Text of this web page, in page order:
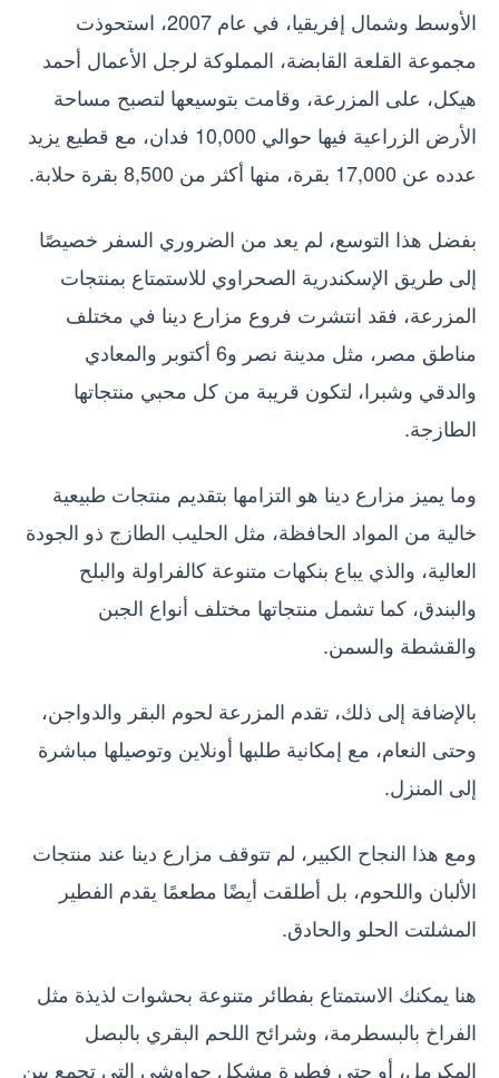
الأوسط وشمال إفريقيا، في عام 2007، استحوذت
مجموعة القلعة القابضة، المملوكة لرجل الأعمال أحمد
هيكل، على المزرعة، وقامت بتوسيعها لتصبح مساحة
الأرض الزراعية فيها حوالي 10,000 فدان، مع قطيع يزيد
عدده عن 17,000 بقرة، منها أكثر من 8,500 بقرة حلابة.
بفضل هذا التوسع، لم يعد من الضروري السفر خصيصًا
إلى طريق الإسكندرية الصحراوي للاستمتاع بمنتجات
المزرعة، فقد انتشرت فروع مزارع دينا في مختلف
مناطق مصر، مثل مدينة نصر و6 أكتوبر والمعادي
والدقي وشبرا، لتكون قريبة من كل محبي منتجاتها
الطازجة.
وما يميز مزارع دينا هو التزامها بتقديم منتجات طبيعية
خالية من المواد الحافظة، مثل الحليب الطازج ذو الجودة
العالية، والذي يباع بنكهات متنوعة كالفراولة والبلح
والبندق، كما تشمل منتجاتها مختلف أنواع الجبن
والقشطة والسمن.
بالإضافة إلى ذلك، تقدم المزرعة لحوم البقر والدواجن،
وحتى النعام، مع إمكانية طلبها أونلاين وتوصيلها مباشرة
إلى المنزل.
ومع هذا النجاح الكبير، لم تتوقف مزارع دينا عند منتجات
الألبان واللحوم، بل أطلقت أيضًا مطعمًا يقدم الفطير
المشلتت الحلو والحادق.
هنا يمكنك الاستمتاع بفطائر متنوعة بحشوات لذيذة مثل
الفراخ بالبسطرمة، وشرائح اللحم البقري بالبصل
المكرمل، أو حتى فطيرة مشكل حواوشي التي تجمع بين